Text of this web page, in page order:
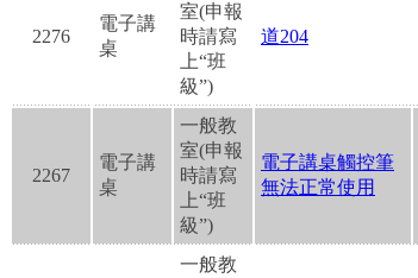
修
2276
電子講
桌
室(申報
時請寫
上“班
級”)
道204
2267
電子講
桌
一般教
室(申報
時請寫
上“班
級”)
電子講桌觸控筆
無法正常使用
一般教